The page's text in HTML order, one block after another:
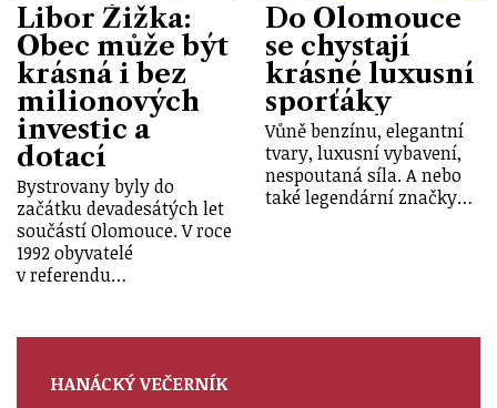
Libor Žižka:
Obec může být
krásná i bez
milionových
investic a
dotací
Bystrovany byly do
začátku devadesátých let
součástí Olomouce. V roce
1992 obyvatelé
v referendu…
Do Olomouce
se chystají
krásné luxusní
sporťáky
Vůně benzínu, elegantní
tvary, luxusní vybavení,
nespoutaná síla. A nebo
také legendární značky…
HANÁCKÝ VEČERNÍK